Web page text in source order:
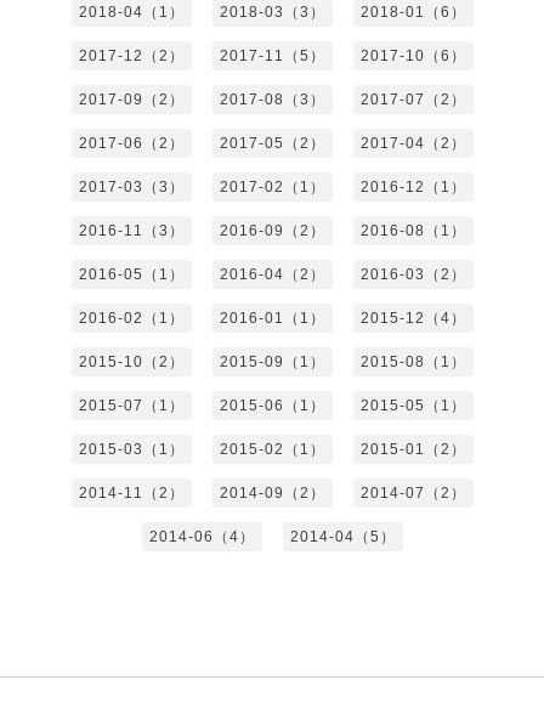
2018-04（1） 2018-03（3） 2018-01（6）
2017-12（2） 2017-11（5） 2017-10（6）
2017-09（2） 2017-08（3） 2017-07（2）
2017-06（2） 2017-05（2） 2017-04（2）
2017-03（3） 2017-02（1） 2016-12（1）
2016-11（3） 2016-09（2） 2016-08（1）
2016-05（1） 2016-04（2） 2016-03（2）
2016-02（1） 2016-01（1） 2015-12（4）
2015-10（2） 2015-09（1） 2015-08（1）
2015-07（1） 2015-06（1） 2015-05（1）
2015-03（1） 2015-02（1） 2015-01（2）
2014-11（2） 2014-09（2） 2014-07（2）
2014-06（4） 2014-04（5）